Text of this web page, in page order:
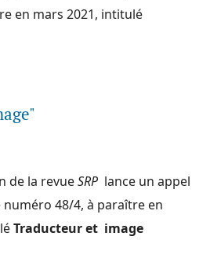
en mars 2021, intitulé
de la revueSRP lance un appel
48/4, à paraître en
Traducteur et image